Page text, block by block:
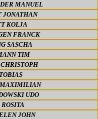
MANUEL
JONATHAN
KOLJA
FRANCK
SASCHA
TIM
UDO
JOHN